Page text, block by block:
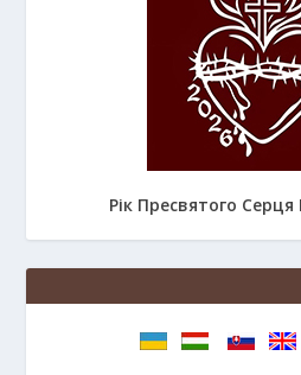
Рік Пресвятого Серця